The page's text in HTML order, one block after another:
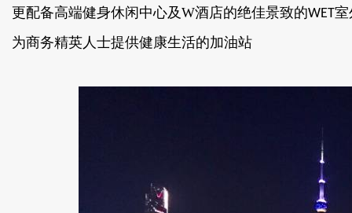
更配备高端健身休闲中心及W酒店的绝佳景致的WET室
为商务精英人士提供健康生活的加油站